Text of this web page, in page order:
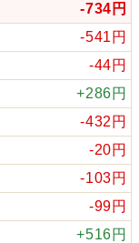
-734円
-541円
-44円
+286円
-432円
-20円
-103円
-99円
+516円